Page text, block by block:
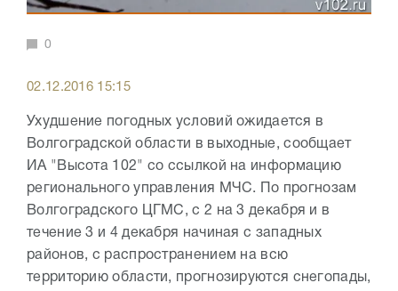
0
02.12.2016 15:15
Ухудшение погодных условий ожидается в
Волгоградской области в выходные, сообщает
ИА "Высота 102" со ссылкой на информацию
регионального управления МЧС. По прогнозам
Волгоградского ЦГМС, с 2 на 3 декабря и в
течение 3 и 4 декабря начиная с западных
районов, с распространением на всю
территорию области, прогнозируются снегопады,